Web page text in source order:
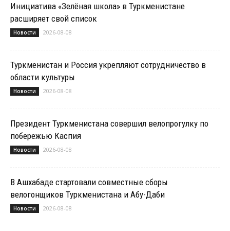
Инициатива «Зелёная школа» в Туркменистане
расширяет свой список
Новости 2026-08-08
Туркменистан и Россия укрепляют сотрудничество в
области культуры
Новости 2026-08-08
Президент Туркменистана совершил велопрогулку по
побережью Каспия
Новости 2026-08-08
В Ашхабаде стартовали совместные сборы
велогонщиков Туркменистана и Абу-Даби
Новости 2026-08-08